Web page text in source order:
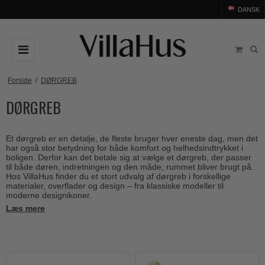
DANSK
DØRGREB
Arne Jacobsen dørgreb
Sorte dørgreb
Stål dørgreb
Træ dørgreb
Bakelit dørgreb
DØRHAMMER
Møbelgreb
Møbelknopper
Skålgreb
Skydedørsskål
BADEVÆRELSE
TILBEHØR
Rosetter
Langskilte
BRANDS
Arne Jacobsen dørgreb
Forside / DØRGREB
DØRGREB
Et dørgreb er en detalje, de fleste bruger hver eneste dag, men det
har også stor betydning for både komfort og helhedsindtrykket i
boligen. Derfor kan det betale sig at vælge et dørgreb, der passer
til både døren, indretningen og den måde, rummet bliver brugt på.
Hos VillaHus finder du et stort udvalg af dørgreb i forskellige
materialer, overflader og design – fra klassiske modeller til
moderne designikoner.
Læs mere